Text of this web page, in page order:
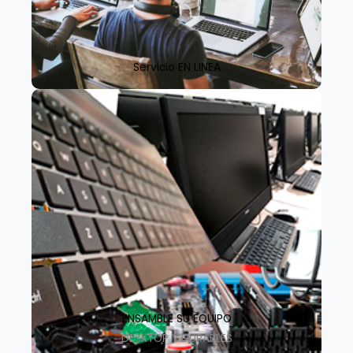
Servicio EN LINEA
ENSAMBLE SU EQUIPO
DESKTOP Y DURABLES